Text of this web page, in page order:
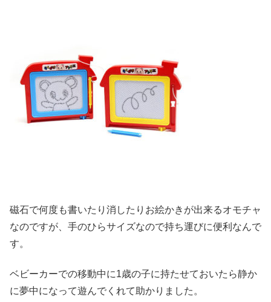
磁石で何度も書いたり消したりお絵かきが出来るオモチャ
なのですが、手のひらサイズなので持ち運びに便利なんで
す。
ベビーカーでの移動中に1歳の子に持たせておいたら静か
に夢中になって遊んでくれて助かりました。